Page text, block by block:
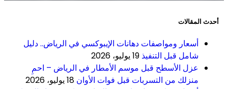
أحدث المقالات
أسعار ومواصفات دهانات الإيبوكسي في الرياض.. دليل
شامل قبل التنفيذ 19 يوليو، 2026
عزل الأسطح قبل موسم الأمطار في الرياض – احمِ
منزلك من التسربات قبل فوات الأوان 18 يوليو، 2026